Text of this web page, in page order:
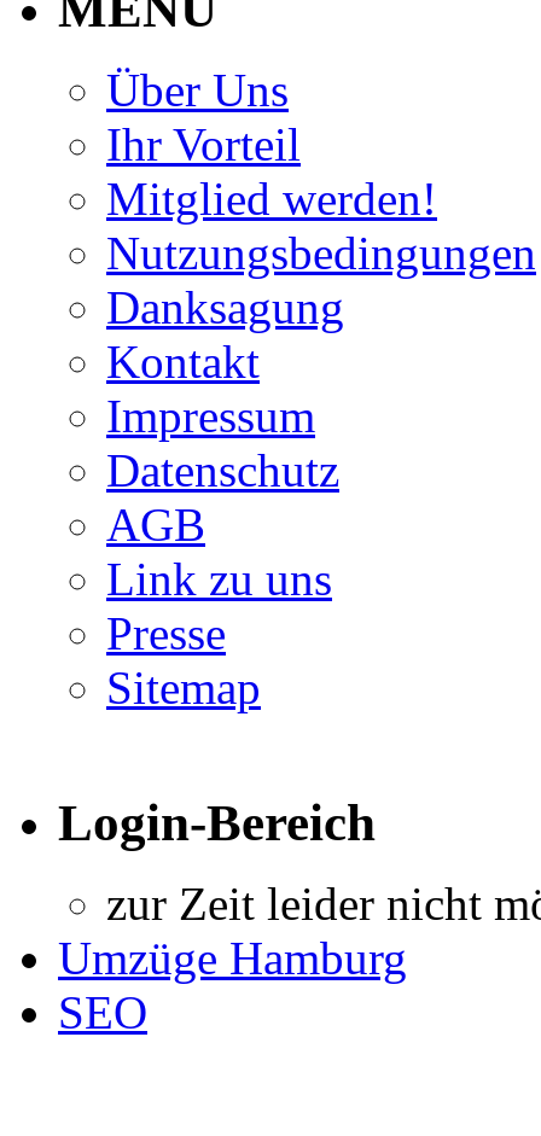
Über Uns
Ihr Vorteil
Mitglied werden!
Nutzungsbedingungen
Danksagung
Kontakt
Impressum
Datenschutz
AGB
Link zu uns
Presse
Sitemap
Login-Bereich
zur Zeit leider nicht
Umzüge Hamburg
SEO